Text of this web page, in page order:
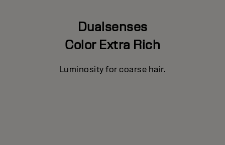
Dualsenses
Color Extra Rich
Luminosity for coarse hair.